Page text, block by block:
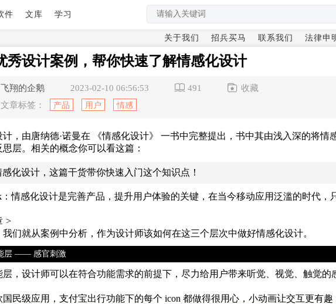
件 文库 学习
关于我们 招兵买马 联系我们 法律申
秀设计案例，帮你快速了解情感化设计
飞翔的企鹅 2023-02-10 06:56:53 491 收藏
文章标签： 产品 用户 情感
计，由唐纳德·诺曼在 《情感化设计》 一书中完整提出，书中其由浅入深的将情
层。相关的概念你可以看这篇：
化设计，这篇干货带你快速入门这个知识点！
情感化设计是完善产品，提升用户体验的关键，在当今移动应用泛滥的时代，
>
我们就从案例中分析，作为设计师该如何在这三个层次中做好情感化设计。
层 —— 感官刺激
层，设计师可以在符合功能需求的前提下，尽力给用户带来听觉、视觉、触觉的
民级应用，支付宝出行功能下的每个 icon 都做得很用心，小动画让交互更有趣